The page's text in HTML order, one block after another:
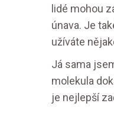
lidé mohou
únava. Je
užíváte
Já sama
molekula
je nejlepší